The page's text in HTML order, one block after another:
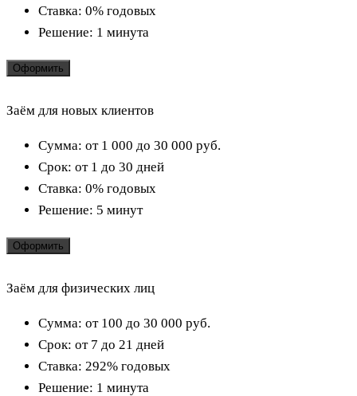
Ставка: 0% годовых
Решение: 1 минута
Оформить
Заём для новых клиентов
Сумма: от 1 000 до 30 000 руб.
Срок: от 1 до 30 дней
Ставка: 0% годовых
Решение: 5 минут
Оформить
Заём для физических лиц
Сумма: от 100 до 30 000 руб.
Срок: от 7 до 21 дней
Ставка: 292% годовых
Решение: 1 минута